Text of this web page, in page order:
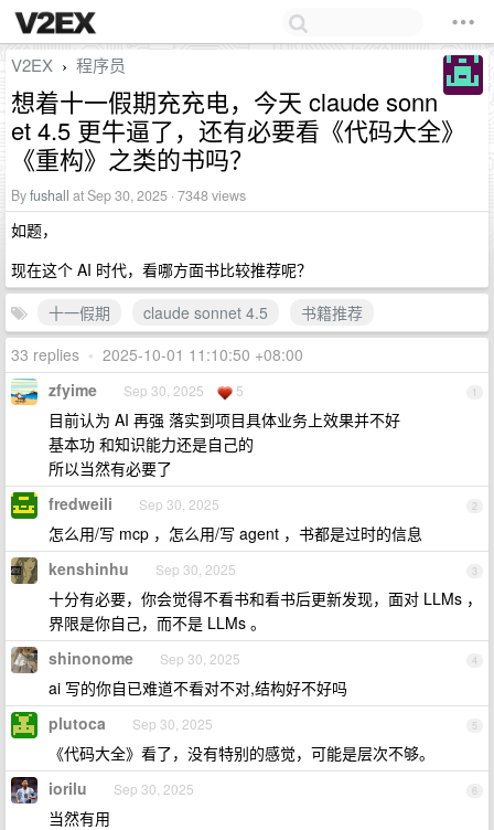
V2EX › 程序员
想着十一假期充充电，今天 claude sonn
et 4.5 更牛逼了，还有必要看《代码大全》
《重构》之类的书吗？
Byfushall at Sep 30, 2025 · 7348 views
如题，
现在这个 AI 时代，看哪方面书比较推荐呢？
十一假期
claude sonnet 4.5
书籍推荐
33 replies • 2025-10-01 11:10:50 +08:00
1
zfyime Sep 30, 2025 5
目前认为 AI 再强 落实到项目具体业务上效果并不好
基本功 和知识能力还是自己的
所以当然有必要了
2
fredweili Sep 30, 2025
怎么用/写 mcp ，怎么用/写 agent ，书都是过时的信息
3
kenshinhu Sep 30, 2025
十分有必要，你会觉得不看书和看书后更新发现，面对 LLMs ，
界限是你自己，而不是 LLMs 。
4
shinonome Sep 30, 2025
ai 写的你自已难道不看对不对,结构好不好吗
5
plutoca Sep 30, 2025
《代码大全》看了，没有特别的感觉，可能是层次不够。
6
iorilu Sep 30, 2025
当然有用